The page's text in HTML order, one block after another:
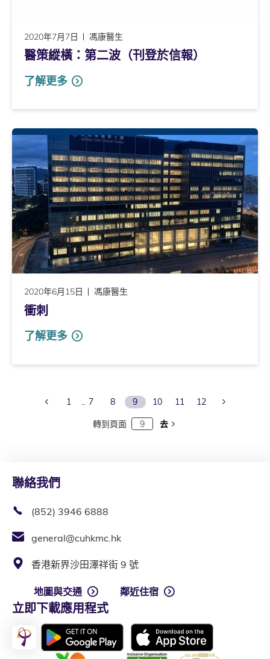
2020年7月7日 馮康醫生
醫策縱橫：第二波（刊登於信報）
了解更多
2020年6月15日 馮康醫生
衝刺
了解更多
Previous Page
1 7 8 9 10 11 12
轉到頁面 去
聯絡我們
(852) 3946 6888
general@cuhkmc.hk
香港新界沙田澤祥街 9 號
地圖與交通 鄰近住宿
立即下載應用程式